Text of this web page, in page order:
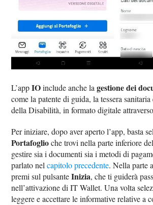
L’appIOinclude anche lagestione dei
come la patente di guida, la tessera
della Disabilità, in formato digitale
Per iniziare, dopo aver aperto l’app, basta
Portafoglioche trovi nella parte inferiore
gestire sia i documenti sia i metodi di
parlato nelcapitolo precedente. Nella parte
premi sul pulsanteInizia, che ti guiderà
nell’attivazione di IT Wallet. Una volta
leggere e accettare le informative relative a